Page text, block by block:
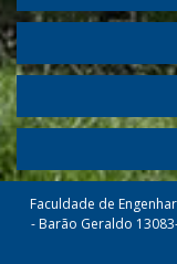
Faculdade de
- Barão Geraldo